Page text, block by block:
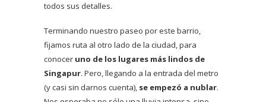
todos sus detalles.
Terminando nuestro paseo por este barrio,
fijamos ruta al otro lado de la ciudad, para
conocer uno de los lugares más lindos de
Singapur. Pero, llegando a la entrada del metro
(y casi sin darnos cuenta), se empezó a nublar.